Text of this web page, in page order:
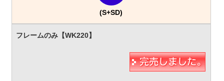
(S+SD)